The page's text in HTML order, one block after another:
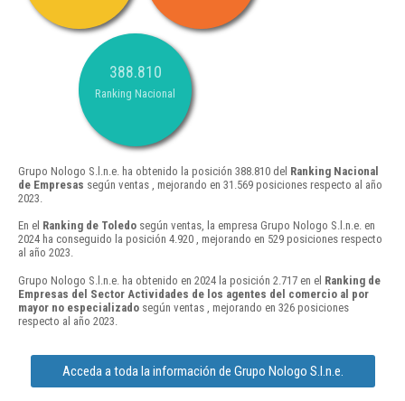
388.810
Ranking Nacional
Grupo Nologo S.l.n.e. ha obtenido la posición 388.810 del Ranking Nacional
de Empresas según ventas , mejorando en 31.569 posiciones respecto al año
2023.
En el Ranking de Toledo según ventas, la empresa Grupo Nologo S.l.n.e. en
2024 ha conseguido la posición 4.920 , mejorando en 529 posiciones respecto
al año 2023.
Grupo Nologo S.l.n.e. ha obtenido en 2024 la posición 2.717 en el Ranking de
Empresas del Sector Actividades de los agentes del comercio al por
mayor no especializado según ventas , mejorando en 326 posiciones
respecto al año 2023.
Acceda a toda la información de Grupo Nologo S.l.n.e.